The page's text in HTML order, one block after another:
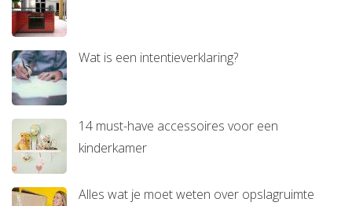
Wat is een intentieverklaring?
14 must-have accessoires voor een
kinderkamer
Alles wat je moet weten over opslagruimte